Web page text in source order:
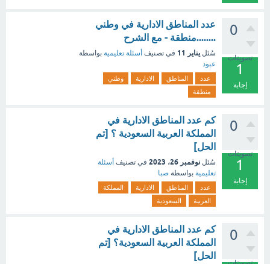
0
تصويتات
1
إجابة
عدد المناطق الادارية في وطني
........منطقة - مع الشرح
سُئل يناير 11 في تصنيف أسئلة تعليمية بواسطة
عبود
عدد المناطق الادارية
وطني
منطقة
0
تصويتات
1
إجابة
كم عدد المناطق الادارية في
المملكة العربية السعودية ؟ [تم
الحل]
سُئل نوفمبر 26، 2023 في تصنيف أسئلة
تعليمية بواسطة صبا
عدد المناطق الادارية
المملكة
العربية
السعودية
0
كم عدد المناطق الادارية في
المملكة العربية السعودية؟ [تم
الحل]